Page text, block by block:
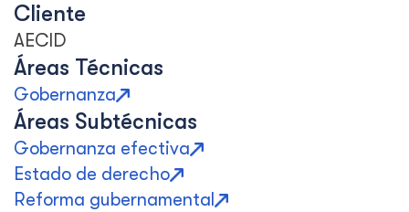
Cliente
AECID
Áreas Técnicas
Gobernanza
Áreas Subtécnicas
Gobernanza efectiva
Estado de derecho
Reforma gubernamental